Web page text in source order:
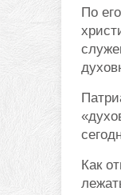
По
Как